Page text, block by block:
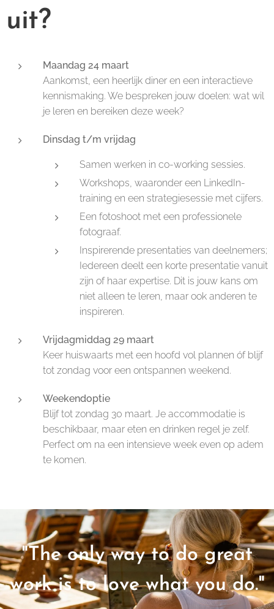
uit?
Maandag 24 maart
Aankomst, een heerlijk diner en een interactieve
kennismaking. We bespreken jouw doelen: wat wil
je leren en bereiken deze week?
Dinsdag t/m vrijdag
Samen werken in co-working sessies.
Workshops, waaronder een LinkedIn-
training en een strategiesessie met cijfers.
Een fotoshoot met een professionele
fotograaf.
Inspirerende presentaties van deelnemers;
Iedereen deelt een korte presentatie vanuit
zijn of haar expertise. Dit is jouw kans om
niet alleen te leren, maar ook anderen te
inspireren.
Vrijdagmiddag 29 maart
Keer huiswaarts met een hoofd vol plannen óf blijf
tot zondag voor een ontspannen weekend.
Weekendoptie
Blijf tot zondag 30 maart. Je accommodatie is
beschikbaar, maar eten en drinken regel je zelf.
Perfect om na een intensieve week even op adem
te komen.
"The only way to do great
work is to love what you do."